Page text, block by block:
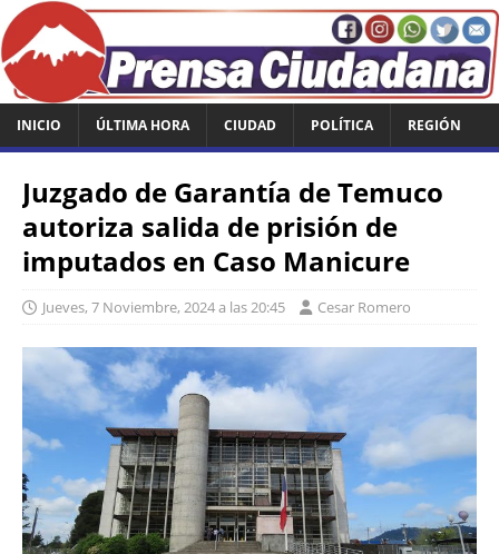
INICIO ÚLTIMA HORA CIUDAD POLÍTICA REGIÓN
Juzgado de Garantía de Temuco
autoriza salida de prisión de
imputados en Caso Manicure
Jueves, 7 Noviembre, 2024 a las 20:45 Cesar Romero